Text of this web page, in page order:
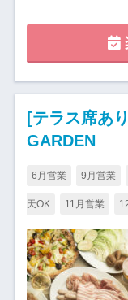
[テラス席あ
GARDEN
6月営業 9月営業
天OK 11月営業